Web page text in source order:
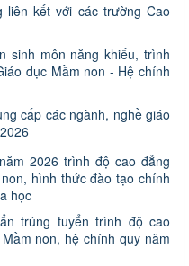
liên kết với các trường Cao
sinh môn năng khiếu, trình
dục Mầm non - Hệ chính
cấp các ngành, nghề giáo
2026 trình độ cao đẳng
hình thức đào tạo chính
học
trúng tuyển trình độ cao
non, hệ chính quy năm